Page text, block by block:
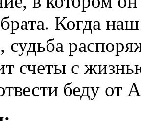
Когда
судьба
счеты с
беду от